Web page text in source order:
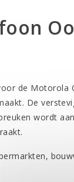
de Motorola
De
wordt